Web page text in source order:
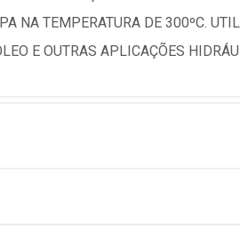
NA TEMPERATURA DE 300ºC.
E OUTRAS APLICAÇÕES